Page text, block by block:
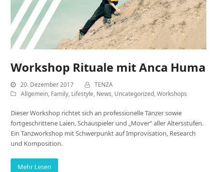
Workshop Rituale mit Anca Huma
20. Dezember 2017
TENZA
Allgemein, Family, Lifestyle, News, Uncategorized,Workshops
Dieser Workshop richtet sich an professionelle Tänzer sowie
fortgeschrittene Laien, Schauspieler und „Mover“ aller Altersstufen.
Ein Tanzworkshop mit Schwerpunkt auf Improvisation, Research
und Komposition.
Mehr Lesen